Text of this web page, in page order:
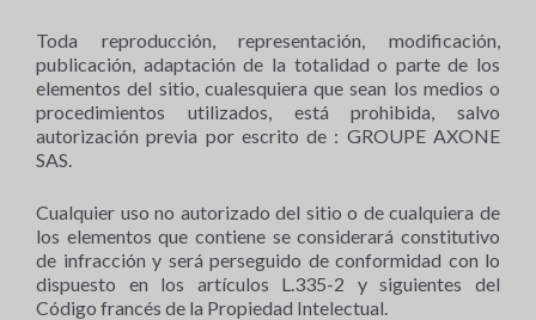
Toda reproducción, representación, modificación,
publicación, adaptación de la totalidad o parte de los
elementos del sitio, cualesquiera que sean los medios o
procedimientos utilizados, está prohibida, salvo
autorización previa por escrito de : GROUPE AXONE
SAS.
Cualquier uso no autorizado del sitio o de cualquiera de
los elementos que contiene se considerará constitutivo
de infracción y será perseguido de conformidad con lo
dispuesto en los artículos L.335-2 y siguientes del
Código francés de la Propiedad Intelectual.